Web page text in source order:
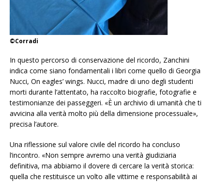
©Corradi
In questo percorso di conservazione del ricordo, Zanchini
indica come siano fondamentali i libri come quello di Georgia
Nucci, On eagles’ wings. Nucci, madre di uno degli studenti
morti durante l’attentato, ha raccolto biografie, fotografie e
testimonianze dei passeggeri. «È un archivio di umanità che ti
avvicina alla verità molto più della dimensione processuale»,
precisa l’autore.
Una riflessione sul valore civile del ricordo ha concluso
l’incontro. «Non sempre avremo una verità giudiziaria
definitiva, ma abbiamo il dovere di cercare la verità storica:
quella che restituisce un volto alle vittime e responsabilità ai